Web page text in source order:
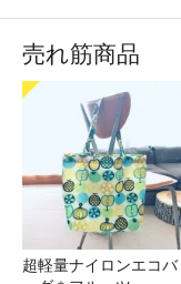
売れ筋商品
超軽量ナイロンエコバ